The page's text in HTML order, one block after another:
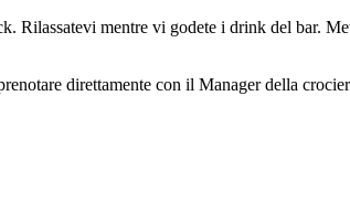
Rilassatevi mentre vi godete i drink del bar.
direttamente con il Manager della